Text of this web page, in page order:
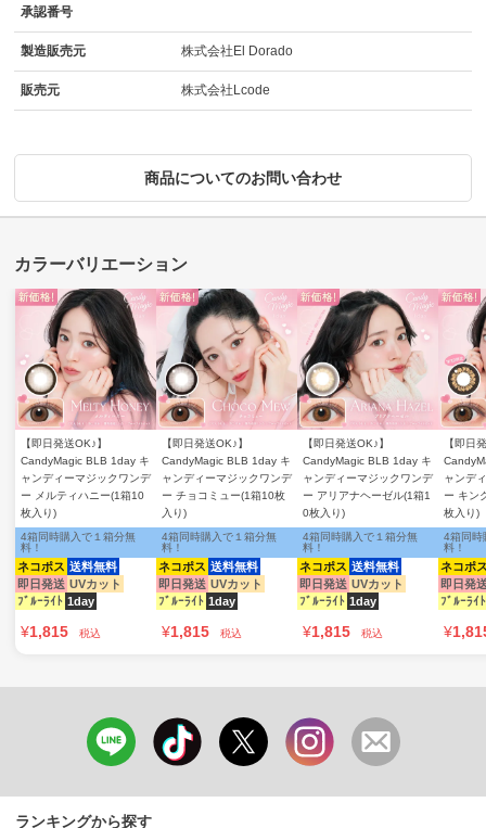
承認番号
製造販売元 株式会社El Dorado
販売元 株式会社Lcode
商品についてのお問い合わせ
【即日発送OK♪】
CandyMagic BLB 1day キ
ャンディーマジックワンデ
ー メルティハニー(1箱10
枚入り)
ネコポス 送料無料
即日発送 UVカット
ﾌﾞﾙｰﾗｲﾄ 1day
4箱同時購入で１箱分無
料！
¥1,815 税込
【即日発送OK♪】
CandyMagic BLB 1day キ
ャンディーマジックワンデ
ー チョコミュー(1箱10枚
入り)
ネコポス 送料無料
即日発送 UVカット
ﾌﾞﾙｰﾗｲﾄ 1day
4箱同時購入で１箱分無
料！
¥1,815 税込
【即日発送OK♪】
CandyMagic BLB 1day キ
ャンディーマジックワンデ
ー アリアナヘーゼル(1箱1
0枚入り)
ネコポス 送料無料
即日発送 UVカット
ﾌﾞﾙｰﾗｲﾄ 1day
4箱同時購入で１箱分無
料！
¥1,815 税込
【即日
ャンデ
ー キン
枚入り)
ネコポ
即日発
ﾌﾞﾙｰﾗｲﾄ
4箱同時
料！
¥
ランキングから探す